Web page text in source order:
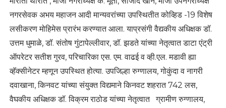
नगरसेवक अभय महाजन आदी मान्यवरांच्या उपस्थितीत कोव्हिड -19 विशेष
लसीकरण मोहिमेस प्रारंभ करण्यात आला. याप्रसंगी वैद्यकीय अधिक्षक डॉ.
उत्तम धुमाळे, डॉ. संतोष गुंटापेल्लीवार, डॉ. झडते यांच्या नेतृत्वात डाटा एंट्री
ऑपरेटर सतीश गुरव, परिचारिका एस. एम. वाढई व व्ही.एल. मडावी ह्या
व्हॅक्सीनेटर म्हणून उपस्थित होत्या. उपजिल्हा रुग्णालय, गोकुंदा व नागरी
दवाखाना, किनवट यांच्या संयुक्त विद्यमाने किनवट शहरात 742 लस,
वैघकीय अधिक्षक डॉ. विक्रम राठोड यांच्या नेतृत्वात ग्रामीण रुग्णालय,